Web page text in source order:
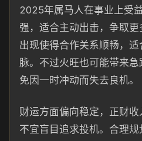
2025年属马人在事业上受
强，适合主动出击，争取
出现使得合作关系顺畅，
脉。不过火旺也可能带来
免因一时冲动而失去良机。
财运方面偏向稳定，正财收
不宜盲目追求投机。合理